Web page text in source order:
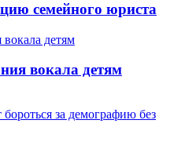
семейного юриста
вокала детям